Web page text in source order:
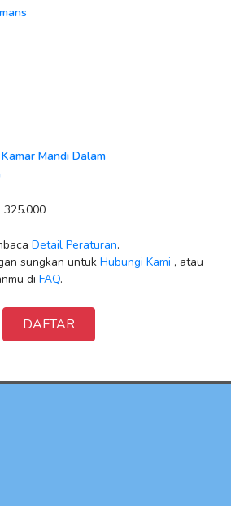
Mandi Dalam
325.000
Detail Peraturan.
sungkan untuk Hubungi Kami , atau
di FAQ.
DAFTAR